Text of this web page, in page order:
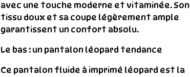
avec une touche moderne et vitaminée. Son
tissu doux et sa coupe légèrement ample
garantissent un confort absolu.
Le bas : un pantalon léopard tendance
Ce pantalon fluide à imprimé léopard est la